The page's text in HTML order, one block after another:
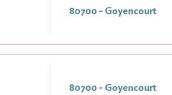
80700 - Goyencourt
80700 - Goyencourt